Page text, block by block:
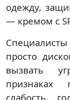
одежду,
— кремом с
просто
вызвать
признаках
слабость,